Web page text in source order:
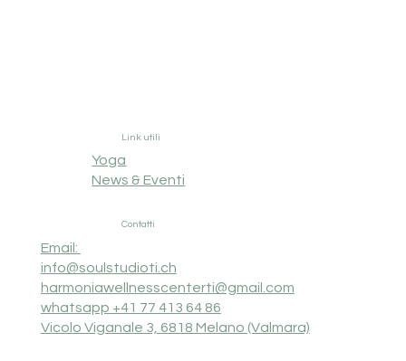
Link utili
Yoga
News & Eventi
Contatti
Email:
info@soulstudioti.ch
harmoniawellnesscenterti@gmail.com
whatsapp +41 77 413 64 86
Vicolo Viganale 3, 6818 Melano (Valmara)